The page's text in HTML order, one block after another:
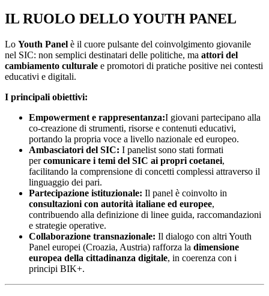
IL RUOLO DELLO YOUTH PANEL
Lo Youth Panel è il cuore pulsante del coinvolgimento giovanile
nel SIC: non semplici destinatari delle politiche, ma attori del
cambiamento culturale e promotori di pratiche positive nei contesti
educativi e digitali.
I principali obiettivi:
Empowerment e rappresentanza:I giovani partecipano alla
co-creazione di strumenti, risorse e contenuti educativi,
portando la propria voce a livello nazionale ed europeo.
Ambasciatori del SIC: I panelist sono stati formati
percomunicare i temi del SIC ai propri coetanei,
facilitando la comprensione di concetti complessi attraverso il
linguaggio dei pari.
Partecipazione istituzionale: Il panel è coinvolto in
consultazioni con autorità italiane ed europee,
contribuendo alla definizione di linee guida, raccomandazioni
e strategie operative.
Collaborazione transnazionale: Il dialogo con altri Youth
Panel europei (Croazia, Austria) rafforza la dimensione
europea della cittadinanza digitale, in coerenza con i
principi BIK+.